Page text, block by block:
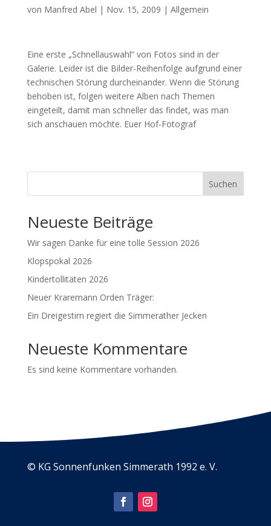
von Manfred Abel | Nov. 15, 2009 | Allgemein
Eine erste „Schnellauswahl“ von Fotos sind in der
Galerie. Leider ist die Bilder-Reihenfolge aufgrund einer
technischen Störung durcheinander. Wenn die Störung
behoben ist, folgen weitere Alben nach Themen
eingeteilt, damit man schneller das findet, was man
sich anschauen möchte. Euer Hof-Fotograf
Suchen
Neueste Beiträge
Wir sagen Danke für eine tolle Session 2026
Klopspokal 2026
Kindertollitäten 2026
Neuer Kraremann Orden Träger:
Ein Dreigestirn regiert die Simmerather Jecken
Neueste Kommentare
Es sind keine Kommentare vorhanden.
© KG Sonnenfunken Simmerath 1992 e. V.